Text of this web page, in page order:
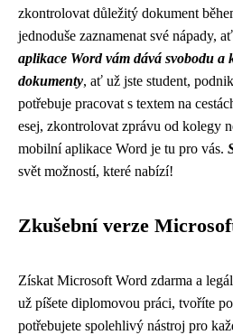
zkontrolovat důležitý dokument
jednoduše zaznamenat své nápady,
aplikace Word vám dává svobodu
dokumenty, ať už jste student,
potřebuje pracovat s textem na
esej, zkontrolovat zprávu od kolegy
mobilní aplikace Word je tu pro vás.
svět možností, které nabízí!
Zkušební verze
Získat Microsoft Word zdarma a
už píšete diplomovou práci, tvoříte
potřebujete spolehlivý nástroj pro